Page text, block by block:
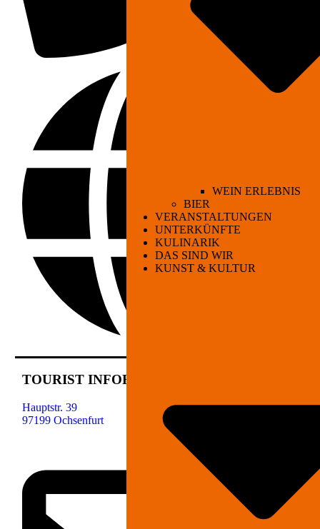
WEIN ERLEBNIS
BIER
VERANSTALTUNGEN
UNTERKÜNFTE
KULINARIK
DAS SIND WIR
KUNST & KULTUR
TOURIST INFORMATION OCHSENFURT
Hauptstr. 39
97199 Ochsenfurt